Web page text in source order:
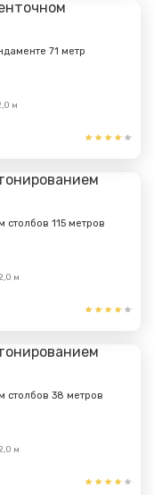
71 метр
м
столбов 115 метров
м
столбов 38 метров
м
свяжется с